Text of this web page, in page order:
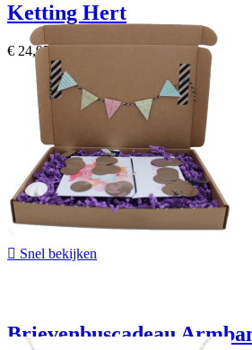
Ketting Hert
€ 24,95
 Snel bekijken
Brievenbuscadeau